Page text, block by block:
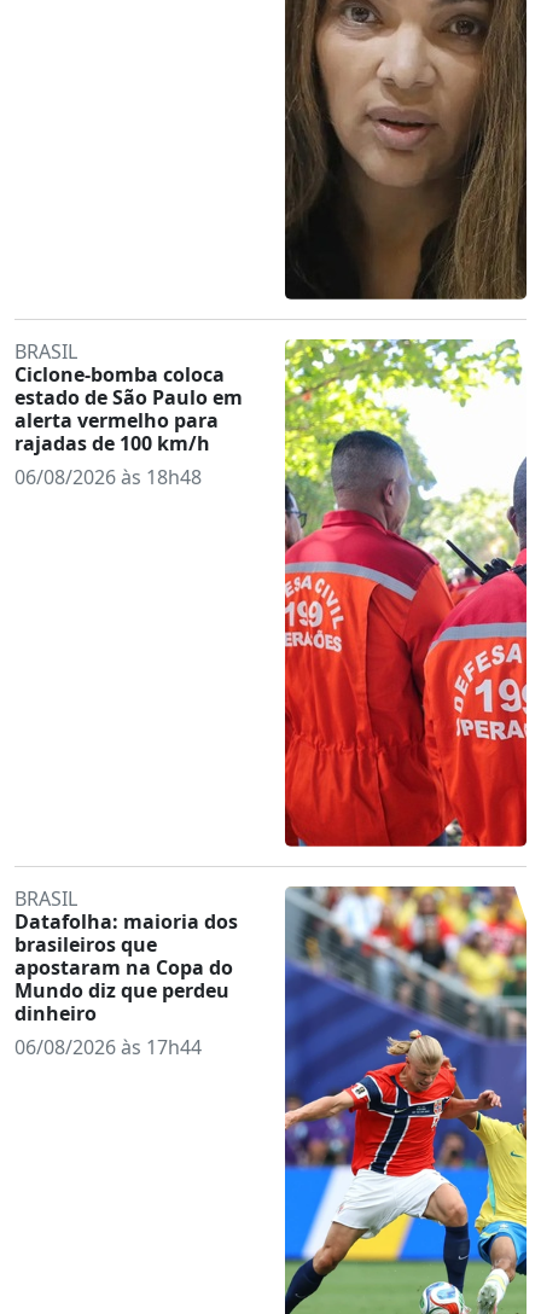
BRASIL
Ciclone-bomba coloca
estado de São Paulo em
alerta vermelho para
rajadas de 100 km/h
06/08/2026 às 18h48
BRASIL
Datafolha: maioria dos
brasileiros que
apostaram na Copa do
Mundo diz que perdeu
dinheiro
06/08/2026 às 17h44